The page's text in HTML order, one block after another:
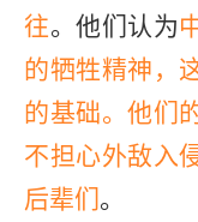
往。他们认为
的牺牲精神，
的基础。他们
不担心外敌入
后辈们。